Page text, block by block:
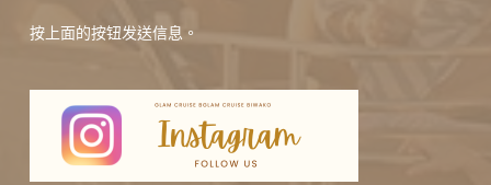
按上面的按钮发送信息。